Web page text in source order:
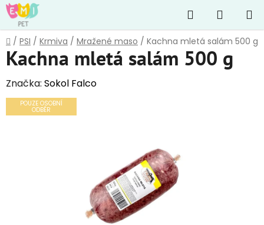
Přejít
na
obsah
Hledat
KOŠÍK
Domů
/ PSI / Krmiva / Mražené maso / Kachna mletá salám 500 g
Kachna mletá salám 500 g
Značka: Sokol Falco
POUZE OSOBNÍ
ODBĚR